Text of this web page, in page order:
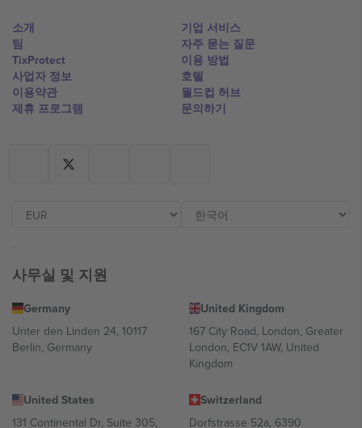
소개
팀
TixProtect
사업자 정보
이용약관
제휴 프로그램
기업 서비스
자주 묻는 질문
이용 방법
호텔
월드컵 허브
문의하기
사무실 및 지원
Germany
Unter den Linden 24, 10117
Berlin, Germany
United Kingdom
167 City Road, London, Greater
London, EC1V 1AW, United
Kingdom
United States
131 Continental Dr, Suite 305,
Switzerland
Dorfstrasse 52a, 6390